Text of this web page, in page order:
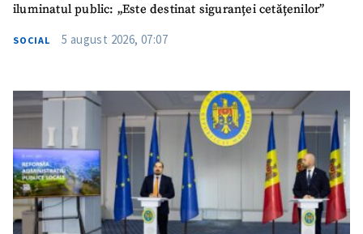
iluminatul public: „Este destinat siguranței cetățenilor”
SOCIAL 5 august 2026, 07:07